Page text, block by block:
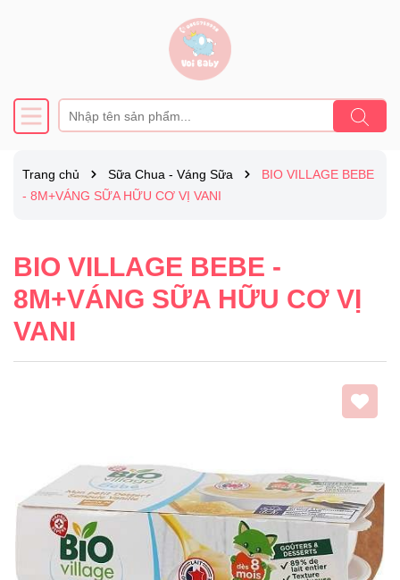
Trang chủ Sữa Chua - Váng Sữa
BIO VILLAGE BEBE
- 8M+VÁNG SỮA HỮU CƠ VỊ VANI
BIO VILLAGE BEBE -
8M+VÁNG SỮA HỮU CƠ VỊ
VANI